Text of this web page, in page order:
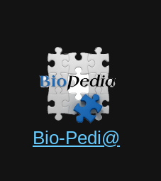
Bio-Pedi@